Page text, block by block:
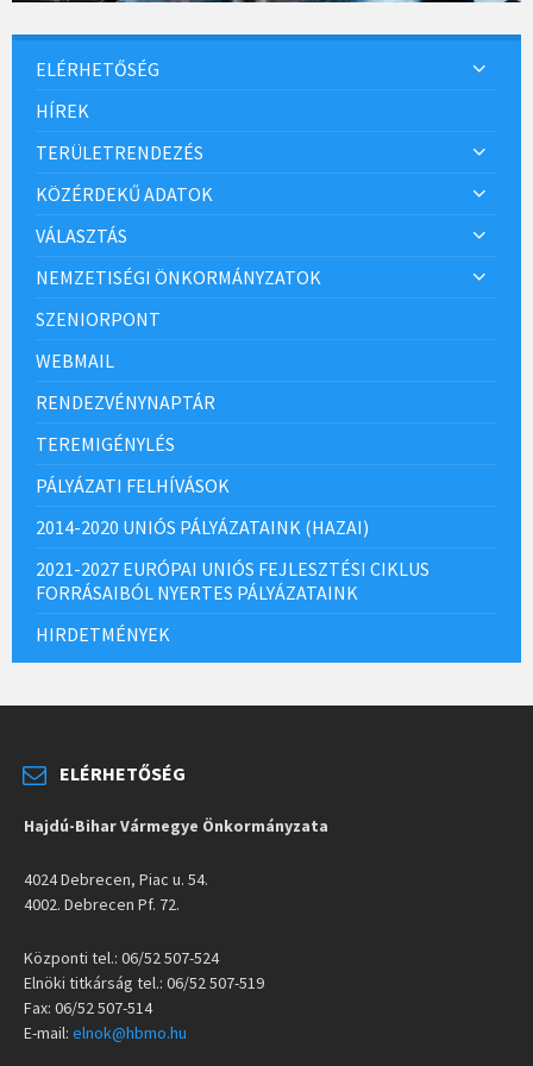
ELÉRHETŐSÉG
HÍREK
TERÜLETRENDEZÉS
KÖZÉRDEKŰ ADATOK
VÁLASZTÁS
NEMZETISÉGI ÖNKORMÁNYZATOK
SZENIORPONT
WEBMAIL
RENDEZVÉNYNAPTÁR
TEREMIGÉNYLÉS
PÁLYÁZATI FELHÍVÁSOK
2014-2020 UNIÓS PÁLYÁZATAINK (HAZAI)
2021-2027 EURÓPAI UNIÓS FEJLESZTÉSI CIKLUS
FORRÁSAIBÓL NYERTES PÁLYÁZATAINK
HIRDETMÉNYEK
ELÉRHETŐSÉG
Hajdú-Bihar Vármegye Önkormányzata
4024 Debrecen, Piac u. 54.
4002. Debrecen Pf. 72.
Központi tel.: 06/52 507-524
Elnöki titkárság tel.: 06/52 507-519
Fax: 06/52 507-514
E-mail: elnok@hbmo.hu